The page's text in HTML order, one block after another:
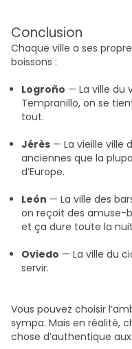
Conclusion
Chaque ville a ses
boissons :
Logroño — La ville du
Tempranillo, on se
tout.
Jérès — La vieille ville
anciennes que la
d’Europe.
León — La ville des
on reçoit des amuse-
et ça dure toute la
Oviedo — La ville du
servir.
Vous pouvez choisir
sympa. Mais en réalité,
chose d’authentique